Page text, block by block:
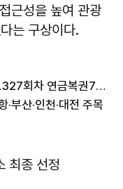
근성을 높여 관광
는 구상이다.
"서울 여행하는 꿈 뒤 찾아온 행운"…327회차 연금복권720+ 당첨번호조회 주목
부산·인천·대전 주목
최종 선정